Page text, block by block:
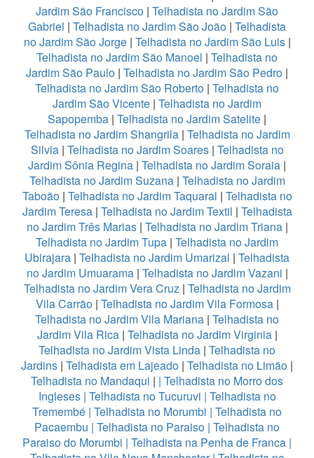
Jardim São Francisco | Telhadista no Jardim São
Gabriel | Telhadista no Jardim São João | Telhadista
no Jardim São Jorge| Telhadista no Jardim São Luis|
Telhadista no Jardim São Manoel | Telhadista no
Jardim São Paulo | Telhadista no Jardim São Pedro |
Telhadista no Jardim São Roberto | Telhadista no
Jardim São Vicente | Telhadista no Jardim
Sapopemba | Telhadista no Jardim Satelite |
Telhadista no Jardim Shangrila| Telhadista no Jardim
Silvia| Telhadista no Jardim Soares| Telhadista no
Jardim Sônia Regina | Telhadista no Jardim Soraia |
Telhadista no Jardim Suzana| Telhadista no Jardim
Taboão| Telhadista no Jardim Taquaral | Telhadista no
Jardim Teresa| Telhadista no Jardim Textil | Telhadista
no Jardim Três Marias| Telhadista no Jardim Triana|
Telhadista no Jardim Tupa | Telhadista no Jardim
Ubirajara | Telhadista no Jardim Umarizal | Telhadista
no Jardim Umuarama| Telhadista no Jardim Vazani |
Telhadista no Jardim Vera Cruz| Telhadista no Jardim
Vila Carrão| Telhadista no Jardim Vila Formosa|
Telhadista no Jardim Vila Mariana | Telhadista no
Jardim Vila Rica| Telhadista no Jardim Virginia|
Telhadista no Jardim Vista Linda | Telhadista no
Jardins | Telhadista em Lajeado | Telhadista no Limão |
Telhadista no Mandaqui | | Telhadista no Morro dos
Ingleses| Telhadista no Tucuruvi | Telhadista no
Tremembé | Telhadista no Morumbi | Telhadista no
Pacaembu | Telhadista no Paraiso | Telhadista no
Paraiso do Morumbi | Telhadista na Penha de Franca |